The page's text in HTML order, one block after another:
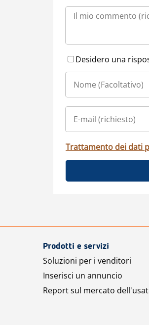
Desidero una
Trattamento dei dati
Prodotti e servizi
Soluzioni per i venditori
Inserisci un annuncio
Report sul mercato